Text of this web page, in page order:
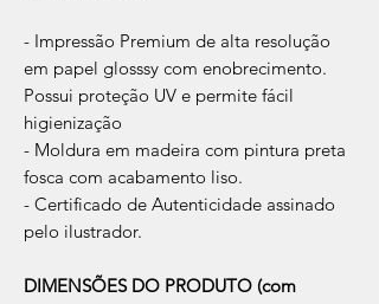
- Impressão Premium de alta resolução
em papel glosssy com enobrecimento.
Possui proteção UV e permite fácil
higienização
- Moldura em madeira com pintura preta
fosca com acabamento liso.
- Certificado de Autenticidade assinado
pelo ilustrador.
DIMENSÕES DO PRODUTO (com